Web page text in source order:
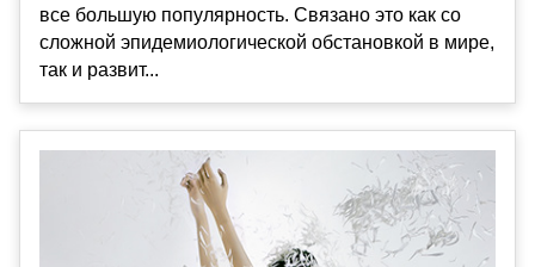
все большую популярность. Связано это как со
сложной эпидемиологической обстановкой в мире,
так и развит...